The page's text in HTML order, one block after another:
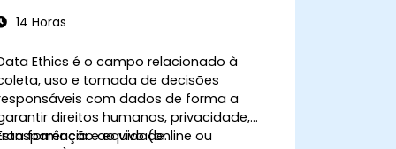
14 Horas
Ethics é o campo relacionado à
uso e tomada de decisões
com dados de forma a
direitos humanos, privacidade,
e equidade.
formação ao vivo (online ou